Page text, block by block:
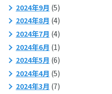
2024年9月 (5)
2024年8月 (4)
2024年7月 (4)
2024年6月 (1)
2024年5月 (6)
2024年4月 (5)
2024年3月 (7)